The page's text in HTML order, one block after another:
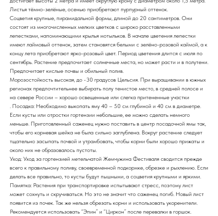
Листья тёмно-зелёные, осенью приобретают пурпурный оттенок.
Соцветия крупные, пирамидальной формы, длиной до 20 сантиметров. Они
состоят из многочисленных мелких цветков с широко расставленными
лепестками, напоминающими крылья мотыльков. В начале цветения лепестки
имеют лаймовый оттенок, затем становятся белыми с зелёно-розовой каймой, а к
концу лета приобретают ярко-розовый цвет. Период цветения длится с июля по
сентябрь. Растение предпочитает солнечные места, но может расти и в полутени.
Предпочитает кислые почвы и обильный полив.
Морозостойкость высокая, до -30 градусов Цельсия. При выращивании в южных
регионах предпочтительнее выбирать полу тенистое место, в средней полосе и
на севере России – хорошо освещенные или слегка притененные участки
. Посадка: Необходимо выкопать яму 40 – 50 см глубиной и 40 см в диаметре.
Если кусты или отростки гортензии небольшие, ее можно сделать немного
меньше. Приготовленный саженец нужно поставить в центр посадочной ямы так,
чтобы его корневая шейка не была сильно заглублена. Вокруг растение следует
тщательно засыпать почвой и утрамбовать, чтобы корни были хорошо прижаты и
около них не образовалось пустоты.
Уход: Уход за гортензией метельчатой Жемчужина Фестиваля сводится прежде
всего к правильному поливу, своевременной подкормке, обрезке и рыхлению. Если
делать все правильно, то кусты будут пышными, а соцветия крупными и яркими.
Памятка: Растения при транспортировке испытывают стресс, поэтому лист
может сохнуть и скручиваться. Но это не значит что саженец погиб. Новый лист
появится из почек. Так же нельзя обрезать корни и использовать укоренители.
Рекомендуется использовать “Эпин” и “Циркон” после перевалки в горшок.